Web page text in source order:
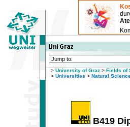
> University of Graz > Fields of
> Universities > Natural
B419